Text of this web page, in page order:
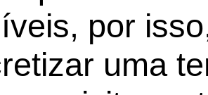
por
uma